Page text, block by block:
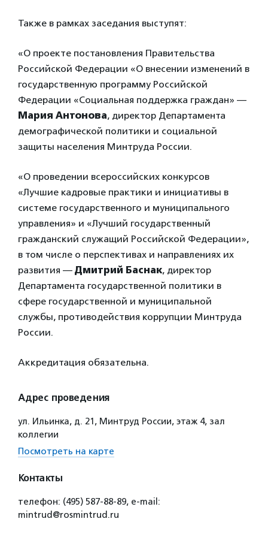
Также в рамках заседания выступят:
«О проекте постановления Правительства
Российской Федерации «О внесении изменений в
государственную программу Российской
Федерации «Социальная поддержка граждан» —
Мария Антонова, директор Департамента
демографической политики и социальной
защиты населения Минтруда России.
«О проведении всероссийских конкурсов
«Лучшие кадровые практики и инициативы в
системе государственного и муниципального
управления» и «Лучший государственный
гражданский служащий Российской Федерации»,
в том числе о перспективах и направлениях их
развития — Дмитрий Баснак, директор
Департамента государственной политики в
сфере государственной и муниципальной
службы, противодействия коррупции Минтруда
России.
Аккредитация обязательна.
Адрес проведения
ул. Ильинка, д. 21, Минтруд России, этаж 4, зал
коллегии
Посмотреть на карте
Контакты
телефон: (495) 587-88-89, е-mail:
mintrud@rosmintrud.ru